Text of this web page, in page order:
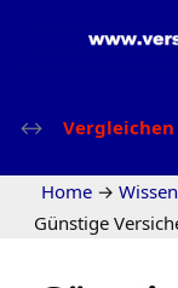
Vergleichen
Home →
Günstige